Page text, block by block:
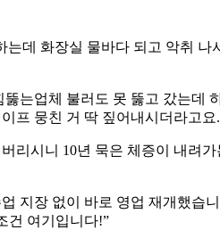
는데 화장실 물바다 되고 악취 나
는업체 불러도 못 뚫고 갔는데
프 뭉친 거 딱 짚어내시더라고요.
리시니 10년 묵은 체증이 내려가
지장 없이 바로 영업 재개했습니
건 여기입니다!”